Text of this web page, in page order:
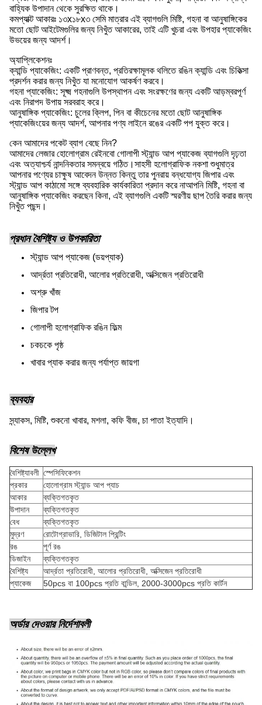
বাহ্যিক উপাদান থেকে সুরক্ষিত থাকে।
কমপ্যাক্ট আকারঃ ১৩x১৮x৩ সেমি মাত্রার এই ব্যাগগুলি মিষ্টি, গহনা বা আনুষাঙ্গিকের
মতো ছোট আইটেমগুলির জন্য নিখুঁত আকারের, তাই এটি খুচরা এবং উপহার প্যাকেজিং
উভয়ের জন্য আদর্শ।
অ্যাপ্লিকেশনঃ
ক্যান্ডি প্যাকেজিং: একটি প্রাণবন্ত, প্রতিরক্ষামূলক থলিতে রঙিন ক্যান্ডি এবং চিকিত্সা
প্রদর্শন করার জন্য নিখুঁত যা মনোযোগ আকর্ষণ করবে।
গহনা প্যাকেজিং: সূক্ষ্ম গহনাগুলি উপস্থাপন এবং সংরক্ষণের জন্য একটি আড়ম্বরপূর্ণ
এবং নিরাপদ উপায় সরবরাহ করে।
আনুষাঙ্গিক প্যাকেজিং: চুলের ক্লিপ, পিন বা কীচেনের মতো ছোট আনুষাঙ্গিক
প্যাকেজিংয়ের জন্য আদর্শ, আপনার পণ্য লাইনে রঙের একটি পপ যুক্ত করে।
কেন আমাদের পকেট ব্যাগ বেছে নিন?
আমাদের লেজার হোলোগ্রাম রেইনবো গোলাপী স্ট্যান্ড আপ প্যাকেজ ব্যাগগুলি দৃঢ়তা
এবং অত্যাশ্চর্য নান্দনিকতার সমন্বয়ে গঠিত।সাহসী হলোগ্রাফিক নকশা শুধুমাত্র
আপনার পণ্যের চাক্ষুষ আবেদন উন্নত কিন্তু তার পুনরায় বন্ধযোগ্য জিপার এবং
স্ট্যান্ড আপ কাঠামো সঙ্গে ব্যবহারিক কার্যকারিতা প্রদান করে নাআপনি মিষ্টি, গহনা বা
আনুষাঙ্গিক প্যাকেজিং করছেন কিনা, এই ব্যাগগুলি একটি স্মরণীয় ছাপ তৈরি করার জন্য
নিখুঁত পছন্দ।
প্রধান বৈশিষ্ট্য ও উপকারিতা
স্ট্যান্ড আপ প্যাকেজ (ডয়প্যাক)
আর্দ্রতা প্রতিরোধী, আলোর প্রতিরোধী, অক্সিজেন প্রতিরোধী
অশ্রু খাঁজ
জিপার টপ
গোলাপী হলোগ্রাফিক রঙিন ফিল্ম
চকচকে পৃষ্ঠ
খাবার প্যাক করার জন্য পর্যাপ্ত জায়গা
ব্যবহার
স্ন্যাকস, মিষ্টি, শুকনো খাবার, মশলা, কফি বীজ, চা পাতা ইত্যাদি।
বিশেষ উল্লেখ
বৈশিষ্ট্যাবলী স্পেসিফিকেশন
প্রকার
হোলোগ্রাম স্ট্যান্ড আপ প্যাচ
আকার
ব্যক্তিগতকৃত
উপাদান
ব্যক্তিগতকৃত
বেধ
ব্যক্তিগতকৃত
মুদ্রণ
রোটোগ্রাভারি, ডিজিটাল প্রিন্টিং
রঙ
পূর্ণ রঙ
ডিজাইন
ব্যক্তিগতকৃত
বৈশিষ্ট্য
আর্দ্রতা প্রতিরোধী, আলোর প্রতিরোধী, অক্সিজেন প্রতিরোধী
প্যাকেজ
50pcs বা 100pcs প্রতি বান্ডিল, 2000-3000pcs প্রতি কার্টন
অর্ডার দেওয়ার নির্দেশাবলী